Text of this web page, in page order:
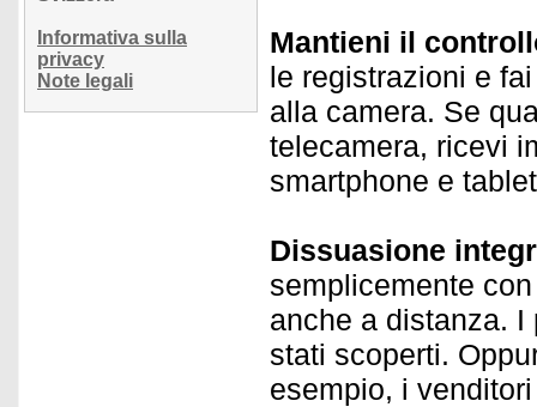
Informativa sulla
privacy
Note legali
Mantieni il
le registrazioni e
alla camera. Se
telecamera, ricevi
smartphone e
Dissuasione
semplicemente
anche a distanza.
stati scoperti.
esempio, i